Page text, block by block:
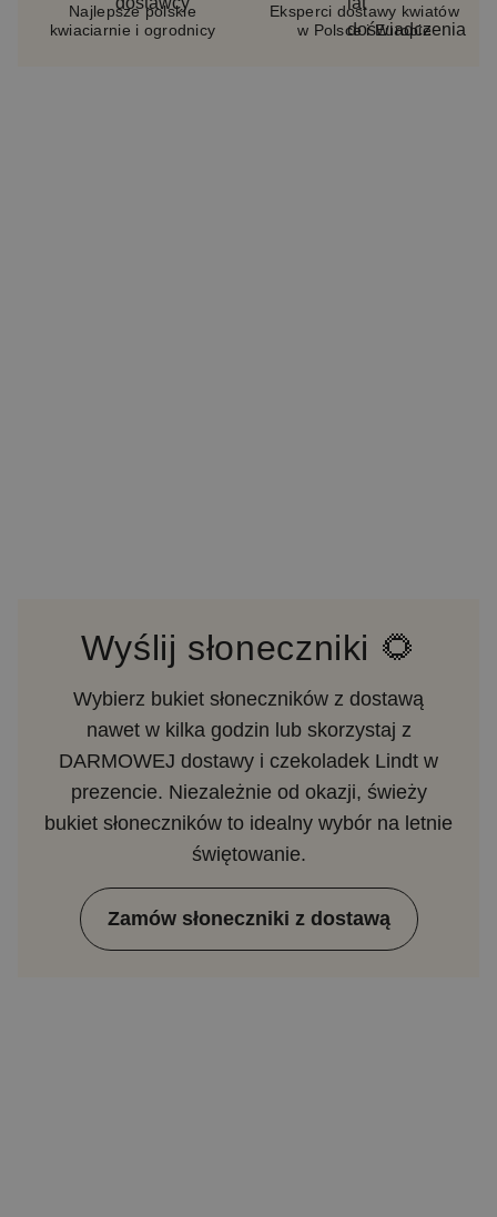
Najlepsze polskie
kwiaciarnie i ogrodnicy
Eksperci dostawy kwiatów
w Polsce i Europie
Wyślij słoneczniki 🌻
Wybierz bukiet słoneczników z dostawą
nawet w kilka godzin lub skorzystaj z
DARMOWEJ dostawy i czekoladek Lindt w
prezencie. Niezależnie od okazji, świeży
bukiet słoneczników to idealny wybór na letnie
świętowanie.
Zamów słoneczniki z dostawą